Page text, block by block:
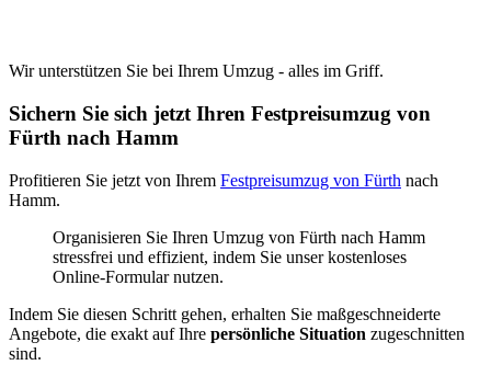
Wir unterstützen Sie bei Ihrem Umzug - alles im Griff.
Sichern Sie sich jetzt Ihren Festpreisumzug von
Fürth nach Hamm
Profitieren Sie jetzt von Ihrem Festpreisumzug von Fürth nach
Hamm.
Organisieren Sie Ihren Umzug von Fürth nach Hamm
stressfrei und effizient, indem Sie unser kostenloses
Online-Formular nutzen.
Indem Sie diesen Schritt gehen, erhalten Sie maßgeschneiderte
Angebote, die exakt auf Ihre persönliche Situation zugeschnitten
sind.